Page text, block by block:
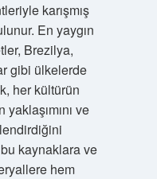
karışmış
En yaygın
Brezilya,
gibi ülkelerde
her kültürün
ve
kaynaklara ve
hem